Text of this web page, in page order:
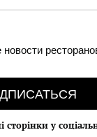
сторінки у